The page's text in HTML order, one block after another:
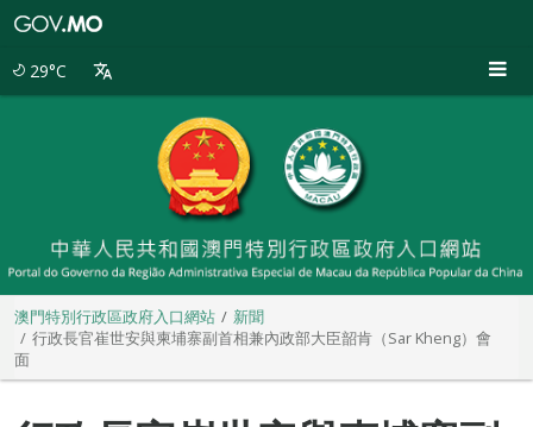
29°C
澳門特別行政區政府入口網站
新聞
行政長官崔世安與柬埔寨副首相兼內政部大臣韶肯（Sar Kheng）會
面